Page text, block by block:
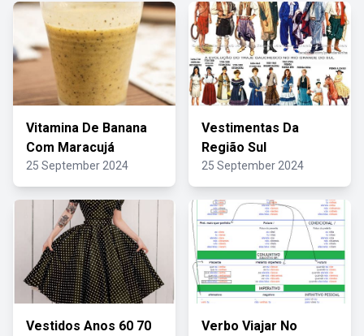
Vitamina De Banana
Com Maracujá
25 September 2024
Vestimentas Da
Região Sul
25 September 2024
Vestidos Anos 60 70 Verbo Viajar No